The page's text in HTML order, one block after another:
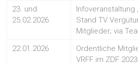
23. und
25.02.2026
Infoveranstaltung
Stand TV
Mitglieder; via
22.01.2026
Ordentliche
VRFF im ZDF 2023